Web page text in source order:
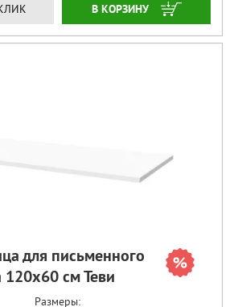
ЗАКАЗАТЬ
для письменного
120х60 см Теви
Размеры: